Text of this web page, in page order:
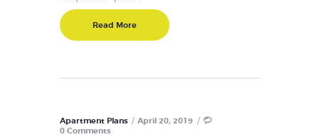
Read More
Apartment Plans
April 20, 2019
0 Comments